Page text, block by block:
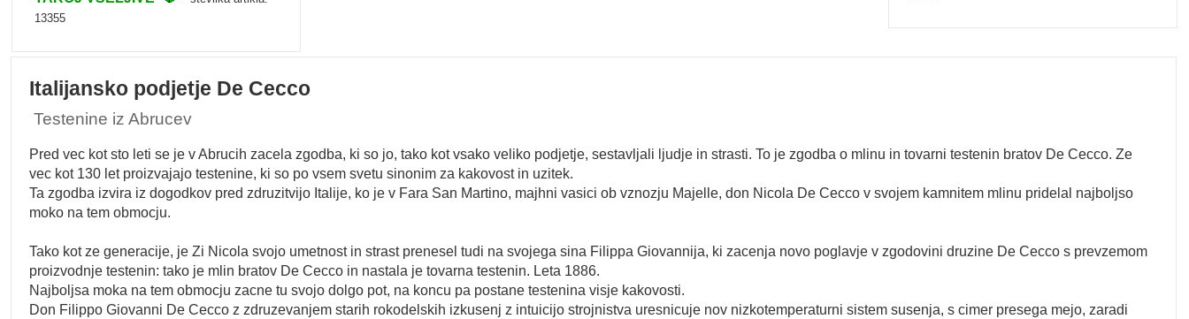
13355
Italijansko podjetje De Cecco
Testenine iz Abrucev
Pred vec kot sto leti se je v Abrucih zacela zgodba, ki so jo, tako kot vsako veliko podjetje, sestavljali ljudje in strasti. To je zgodba o mlinu in tovarni testenin bratov De Cecco. Ze
vec kot 130 let proizvajajo testenine, ki so po vsem svetu sinonim za kakovost in uzitek.
Ta zgodba izvira iz dogodkov pred zdruzitvijo Italije, ko je v Fara San Martino, majhni vasici ob vznozju Majelle, don Nicola De Cecco v svojem kamnitem mlinu pridelal najboljso
moko na tem obmocju.
Tako kot ze generacije, je Zi Nicola svojo umetnost in strast prenesel tudi na svojega sina Filippa Giovannija, ki zacenja novo poglavje v zgodovini druzine De Cecco s prevzemom
proizvodnje testenin: tako je mlin bratov De Cecco in nastala je tovarna testenin. Leta 1886.
Najboljsa moka na tem obmocju zacne tu svojo dolgo pot, na koncu pa postane testenina visje kakovosti.
Don Filippo Giovanni De Cecco z zdruzevanjem starih rokodelskih izkusenj z intuicijo strojnistva uresnicuje nov nizkotemperaturni sistem susenja, s cimer presega mejo, zaradi